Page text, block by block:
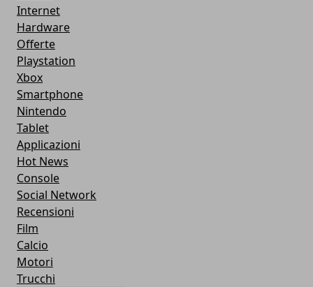
Internet
Hardware
Offerte
Playstation
Xbox
Smartphone
Nintendo
Tablet
Applicazioni
Hot News
Console
Social Network
Recensioni
Film
Calcio
Motori
Trucchi